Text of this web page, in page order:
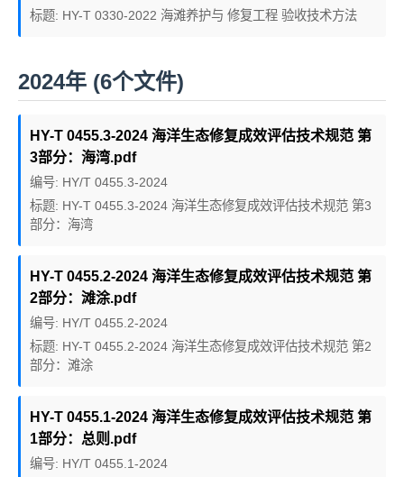
标题: HY-T 0330-2022 海滩养护与 修复工程 验收技术方法
2024年 (6个文件)
HY-T 0455.3-2024 海洋生态修复成效评估技术规范 第
3部分：海湾.pdf
编号: HY/T 0455.3-2024
标题: HY-T 0455.3-2024 海洋生态修复成效评估技术规范 第3
部分：海湾
HY-T 0455.2-2024 海洋生态修复成效评估技术规范 第
2部分：滩涂.pdf
编号: HY/T 0455.2-2024
标题: HY-T 0455.2-2024 海洋生态修复成效评估技术规范 第2
部分：滩涂
HY-T 0455.1-2024 海洋生态修复成效评估技术规范 第
1部分：总则.pdf
编号: HY/T 0455.1-2024